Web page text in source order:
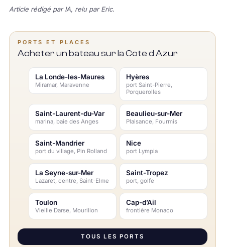
Article rédigé par IA, relu par Eric.
PORTS ET PLACES
Acheter un bateau sur la Cote d Azur
La Londe-les-Maures
Miramar, Maravenne
Hyères
port Saint-Pierre,
Porquerolles
Saint-Laurent-du-Var
marina, baie des Anges
Beaulieu-sur-Mer
Plaisance, Fourmis
Saint-Mandrier
port du village, Pin Rolland
Nice
port Lympia
La Seyne-sur-Mer
Lazaret, centre, Saint-Elme
Saint-Tropez
port, golfe
Toulon
Vieille Darse, Mourillon
Cap-d’Ail
frontière Monaco
TOUS LES PORTS